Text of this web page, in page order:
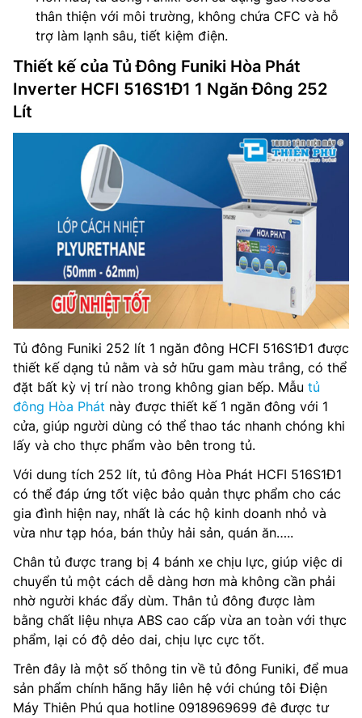
thân thiện với môi trường, không chứa CFC và hỗ
trợ làm lạnh sâu, tiết kiệm điện.
Thiết kế của Tủ Đông Funiki Hòa Phát
Inverter HCFI 516S1Đ1 1 Ngăn Đông 252
Lít
Tủ đông Funiki 252 lít 1 ngăn đông HCFI 516S1Đ1 được
thiết kế dạng tủ nằm và sở hữu gam màu trắng, có thể
đặt bất kỳ vị trí nào trong không gian bếp. Mẫu tủ
đông Hòa Phát này được thiết kế 1 ngăn đông với 1
cửa, giúp người dùng có thể thao tác nhanh chóng khi
lấy và cho thực phẩm vào bên trong tủ.
Với dung tích 252 lít, tủ đông Hòa Phát HCFI 516S1Đ1
có thể đáp ứng tốt việc bảo quản thực phẩm cho các
gia đình hiện nay, nhất là các hộ kinh doanh nhỏ và
vừa như tạp hóa, bán thủy hải sản, quán ăn…..
Chân tủ được trang bị 4 bánh xe chịu lực, giúp việc di
chuyển tủ một cách dễ dàng hơn mà không cần phải
nhờ người khác đẩy dùm. Thân tủ đông được làm
bằng chất liệu nhựa ABS cao cấp vừa an toàn với thực
phẩm, lại có độ dẻo dai, chịu lực cực tốt.
Trên đây là một số thông tin về tủ đông Funiki, để mua
sản phẩm chính hãng hãy liên hệ với chúng tôi Điện
Máy Thiên Phú qua hotline 0918969699 đê được tư